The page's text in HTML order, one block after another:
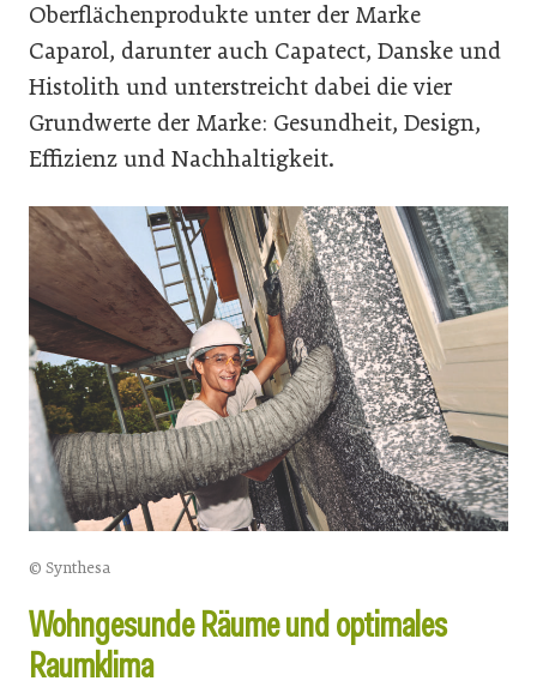
Oberflächenprodukte unter der Marke
Caparol, darunter auch Capatect, Danske und
Histolith und unterstreicht dabei die vier
Grundwerte der Marke: Gesundheit, Design,
Effizienz und Nachhaltigkeit.
© Synthesa
Wohngesunde Räume und optimales
Raumklima